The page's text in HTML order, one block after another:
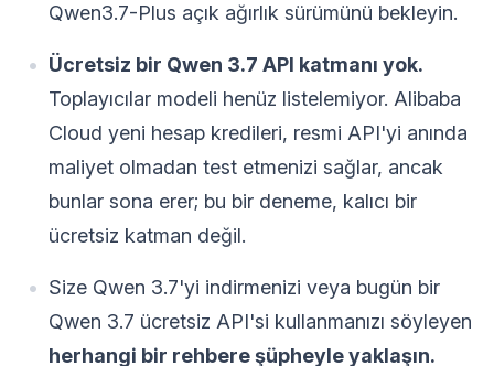
Qwen3.7-Plus açık ağırlık sürümünü bekleyin.
Ücretsiz bir Qwen 3.7 API katmanı yok.
Toplayıcılar modeli henüz listelemiyor. Alibaba
Cloud yeni hesap kredileri, resmi API'yi anında
maliyet olmadan test etmenizi sağlar, ancak
bunlar sona erer; bu bir deneme, kalıcı bir
ücretsiz katman değil.
Size Qwen 3.7'yi indirmenizi veya bugün bir
Qwen 3.7 ücretsiz API'si kullanmanızı söyleyen
herhangi bir rehbere şüpheyle yaklaşın.